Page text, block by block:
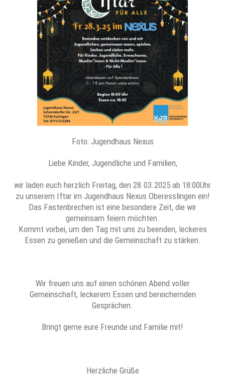
Foto: Jugendhaus Nexus
Liebe Kinder, Jugendliche und Familien,
wir laden euch herzlich Freitag, den 28.03.2025 ab 18:00Uhr
zu unserem Iftar im Jugendhaus Nexus Oberesslingen ein!
Das Fastenbrechen ist eine besondere Zeit, die wir
gemeinsam feiern möchten.
Kommt vorbei, um den Tag mit uns zu beenden, leckeres
Essen zu genießen und die Gemeinschaft zu stärken.
Wir freuen uns auf einen schönen Abend voller
Gemeinschaft, leckerem Essen und bereichernden
Gesprächen.
Bringt gerne eure Freunde und Familie mit!
Herzliche Grüße